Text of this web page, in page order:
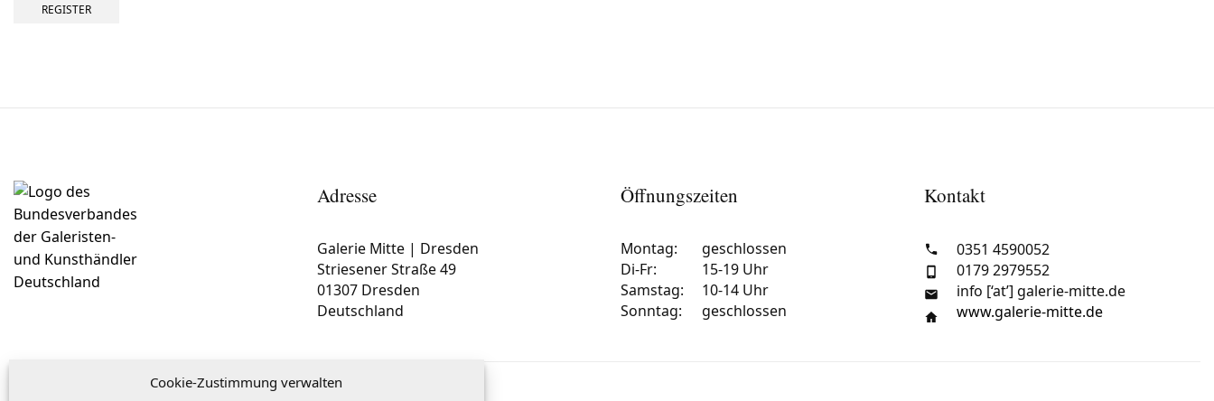
Cookie-Zustimmung verwalten
REGISTER
Adresse
Galerie Mitte | Dresden
Striesener Straße 49
01307 Dresden
Deutschland
Öffnungszeiten
Montag:
Di-Fr:
Samstag:
Sonntag:
geschlossen
15-19 Uhr
10-14 Uhr
geschlossen
Kontakt
0351 4590052
0179 2979552
info [‘at’] galerie-mitte.de
www.galerie-mitte.de